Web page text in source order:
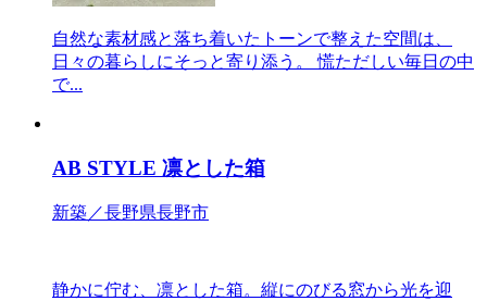
自然な素材感と落ち着いたトーンで整えた空間は、
日々の暮らしにそっと寄り添う。 慌ただしい毎日の中
で...
AB STYLE 凛とした箱
新築／長野県長野市
静かに佇む、凛とした箱。縦にのびる窓から光を迎